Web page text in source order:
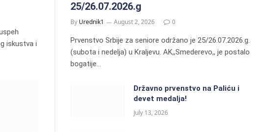
iskustva i
25/26.07.2026.g
By Urednik1 August 2, 2026 0
Prvenstvo Srbije za seniore održano je 25/26.07.2026.g.
(subota i nedelja) u Kraljevu. AK,,Smederevo,, je postalo
bogatije…
Državno prvenstvo na Paliću i
devet medalja!
July 13, 2026